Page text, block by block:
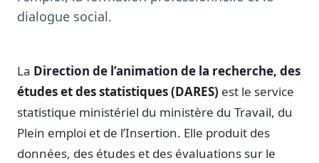
Parcours, mandats, prises de position
Affaires publiques
Cabinets, DRI, consultants en lobbying
dialogue social.
La Direction de l’animation de la recherche, des
études et des statistiques (DARES) est le service
statistique ministériel du ministère du Travail, du
Plein emploi et de l’Insertion. Elle produit des
données, des études et des évaluations sur le